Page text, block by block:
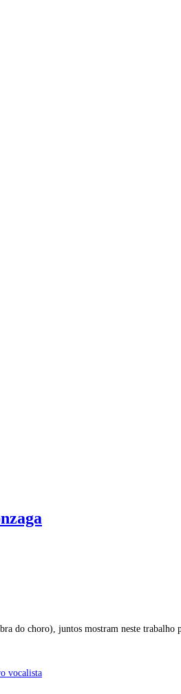
do choro), juntos mostram neste trabalho